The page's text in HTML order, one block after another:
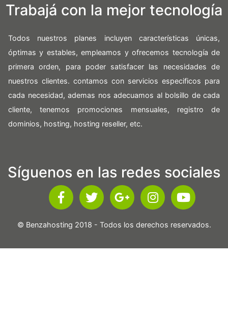
Trabajá con la mejor tecnología
Todos nuestros planes incluyen características únicas,
óptimas y estables, empleamos y ofrecemos tecnología de
primera orden, para poder satisfacer las necesidades de
nuestros clientes. contamos con servicios especificos para
cada necesidad, ademas nos adecuamos al bolsillo de cada
cliente, tenemos promociones mensuales, registro de
dominios, hosting, hosting reseller, etc.
Síguenos en las redes sociales
© Benzahosting 2018 - Todos los derechos reservados.